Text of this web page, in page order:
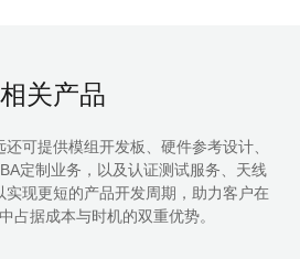
相关产品
可提供模组开发板、硬件参考设计、
定制业务，以及认证测试服务、天线
现更短的产品开发周期，助力客户在
据成本与时机的双重优势。